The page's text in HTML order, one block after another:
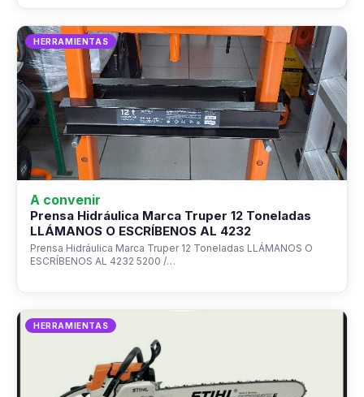
HERRAMIENTAS
A convenir
Prensa Hidráulica Marca Truper 12 Toneladas
LLÁMANOS O ESCRÍBENOS AL 4232
Prensa Hidráulica Marca Truper 12 Toneladas LLÁMANOS O
ESCRÍBENOS AL 4232 5200 /…
HERRAMIENTAS